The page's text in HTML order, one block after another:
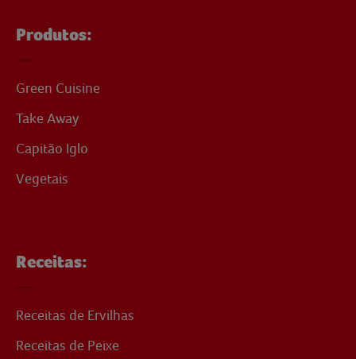
Produtos:
Green Cuisine
Take Away
Capitão Iglo
Vegetais
Receitas:
Receitas de Ervilhas
Receitas de Peixe